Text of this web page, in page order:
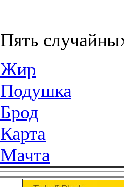
Пять
Жир
Подушка
Брод
Карта
Мачта